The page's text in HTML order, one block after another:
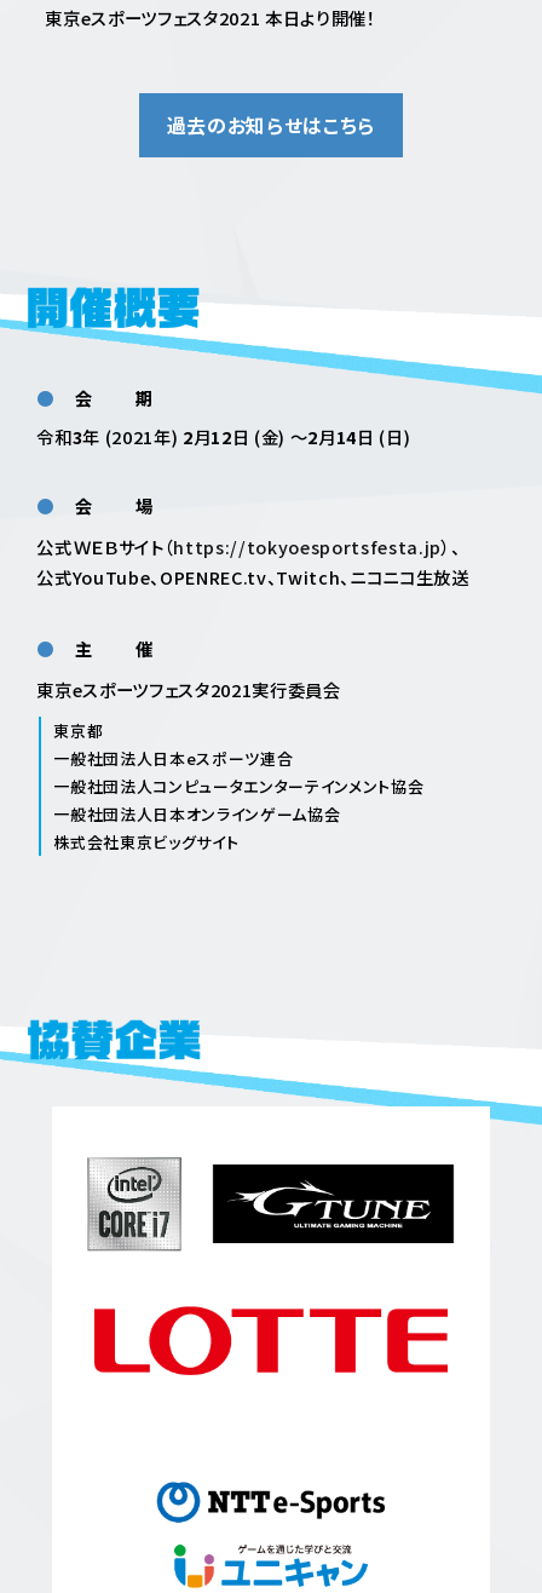
東京eスポーツフェスタ2021 本日より開催！
過去のお知らせはこちら
会期
令和3年 (2021年) 2月12日 (金) ～2月14日 (日)
会場
公式ＷＥＢサイト（https://tokyoesportsfesta.jp）、
公式YouTube、OPENREC.tv、Twitch、ニコニコ生放送
主催
東京eスポーツフェスタ2021実行委員会
東京都
一般社団法人日本eスポーツ連合
一般社団法人コンピュータエンターテインメント協会
一般社団法人日本オンラインゲーム協会
株式会社東京ビッグサイト